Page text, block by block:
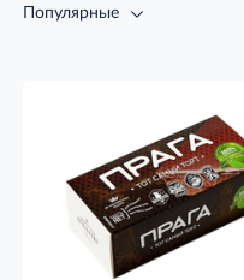
Популярные